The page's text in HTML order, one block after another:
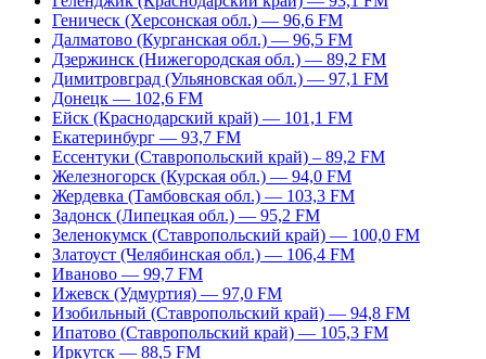
Геническ (Херсонская обл.) — 96,6 FM
Далматово (Курганская обл.) — 96,5 FM
Дзержинск (Нижегородская обл.) — 89,2 FM
Димитровград (Ульяновская обл.) — 97,1 FM
Донецк — 102,6 FM
Ейск (Краснодарский край) — 101,1 FM
Екатеринбург — 93,7 FM
Ессентуки (Ставропольский край) – 89,2 FM
Железногорск (Курская обл.) — 94,0 FM
Жердевка (Тамбовская обл.) — 103,3 FM
Задонск (Липецкая обл.) — 95,2 FM
Зеленокумск (Ставропольский край) — 100,0 FM
Златоуст (Челябинская обл.) — 106,4 FM
Иваново — 99,7 FM
Ижевск (Удмуртия) — 97,0 FM
Изобильный (Ставропольский край) — 94,8 FM
Ипатово (Ставропольский край) — 105,3 FM
Иркутск — 88,5 FM